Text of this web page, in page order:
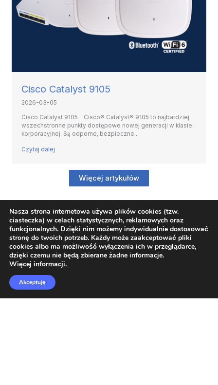
Cisco Catalyst 9105
2026-03-05
Cisco Catalyst 9105 Cisco® Catalyst® 9105 to najbardziej
wszechstronne punkty dostępowe nowej generacji w klasie
korporacyjnej. Są odporne, bezpieczne...
Czytaj dalej
Więcej artykułów
Regulamin
Informacje o ODO
Nasza strona internetowa używa plików cookies (tzw.
ciasteczka) w celach statystycznych, reklamowych oraz
funkcjonalnych. Dzięki nim możemy indywidualnie dostosować
stronę do twoich potrzeb. Każdy może zaakceptować pliki
cookies albo ma możliwość wyłączenia ich w przeglądarce,
dzięki czemu nie będą zbierane żadne informacje.
Więcej informacji.
Akceptuję